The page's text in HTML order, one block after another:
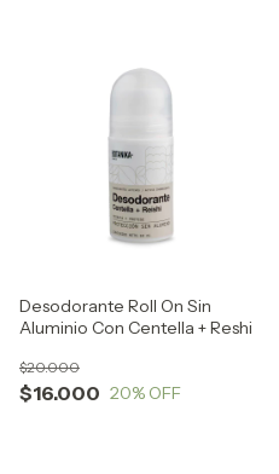
Desodorante Roll On Sin
Aluminio Con Centella + Reshi
$16.000
$20.000
20% OFF